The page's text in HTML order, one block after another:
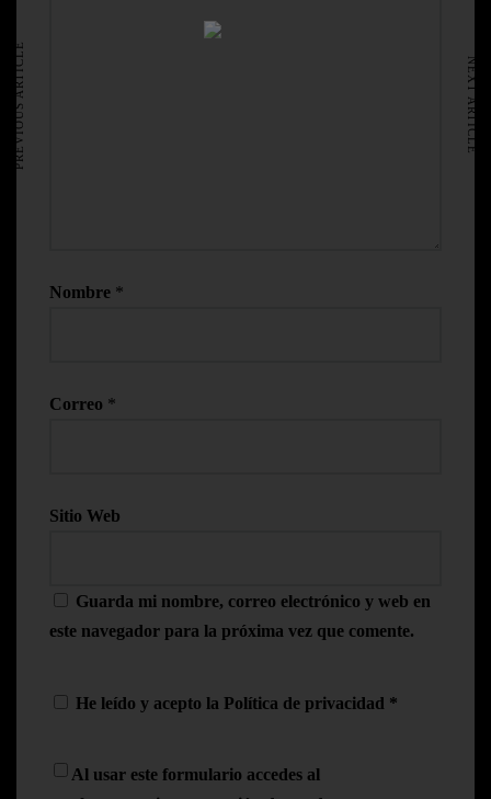
AVISO LEGAL
Nombre *
Correo *
Sitio Web
Guarda mi nombre, correo electrónico y web en
este navegador para la próxima vez que comente.
He leído y acepto la Política de privacidad *
Al usar este formulario accedes al
PREVIOUS ARTICLE NEXT ARTICLE